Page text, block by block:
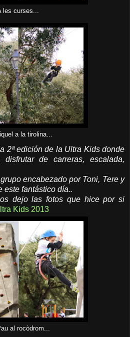
les curses...
a la tirolina...
2ª edición de la Ultra Kids donde
de carreras, escalada,
encabezado por Toni, Tere y
este fantástico día..
dejo las fotos que hice por si
Kids 2013
al rocòdrom...